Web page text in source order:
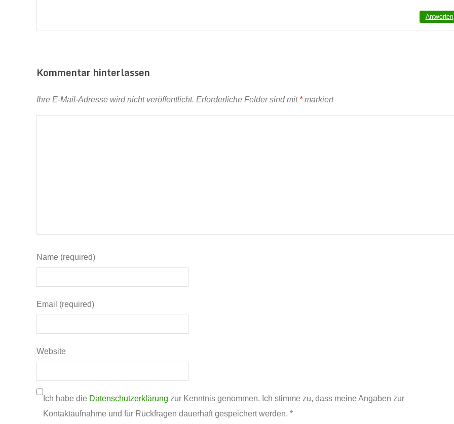
Antworten
Kommentar hinterlassen
Ihre E-Mail-Adresse wird nicht veröffentlicht. Erforderliche Felder sind mit *markiert
Name (required)
Email (required)
Website
Ich habe die Datenschutzerklärung zur Kenntnis genommen. Ich stimme zu, dass meine Angaben zur
Kontaktaufnahme und für Rückfragen dauerhaft gespeichert werden. *